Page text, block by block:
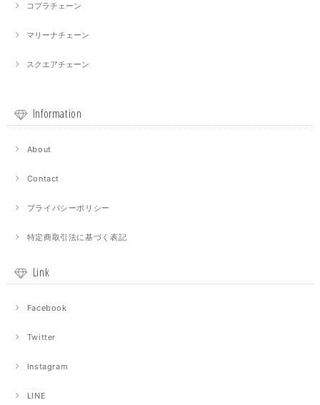
コプラチェーン
マリーナチェーン
スクエアチェーン
Information
About
Contact
プライバシーポリシー
特定商取引法に基づく表記
Link
Facebook
Twitter
Instagram
LINE